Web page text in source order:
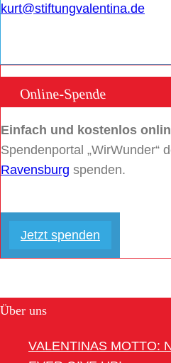
kurt@stiftungvalentina.de
Online-Spende
Einfach und kostenlos
Spendenportal „WirWunder“
Ravensburg spenden.
Jetzt spenden
Über uns
VALENTINAS MOTTO: